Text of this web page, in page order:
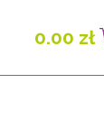
0.00 zł